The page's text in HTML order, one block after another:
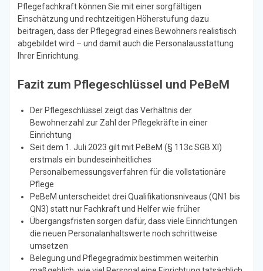
Pflegefachkraft können Sie mit einer sorgfältigen
Einschätzung und rechtzeitigen Höherstufung dazu
beitragen, dass der Pflegegrad eines Bewohners realistisch
abgebildet wird – und damit auch die Personalausstattung
Ihrer Einrichtung.
Fazit zum Pflegeschlüssel und PeBeM
Der Pflegeschlüssel zeigt das Verhältnis der
Bewohnerzahl zur Zahl der Pflegekräfte in einer
Einrichtung
Seit dem 1. Juli 2023 gilt mit PeBeM (§ 113c SGB XI)
erstmals ein bundeseinheitliches
Personalbemessungsverfahren für die vollstationäre
Pflege
PeBeM unterscheidet drei Qualifikationsniveaus (QN1 bis
QN3) statt nur Fachkraft und Helfer wie früher
Übergangsfristen sorgen dafür, dass viele Einrichtungen
die neuen Personalanhaltswerte noch schrittweise
umsetzen
Belegung und Pflegegradmix bestimmen weiterhin